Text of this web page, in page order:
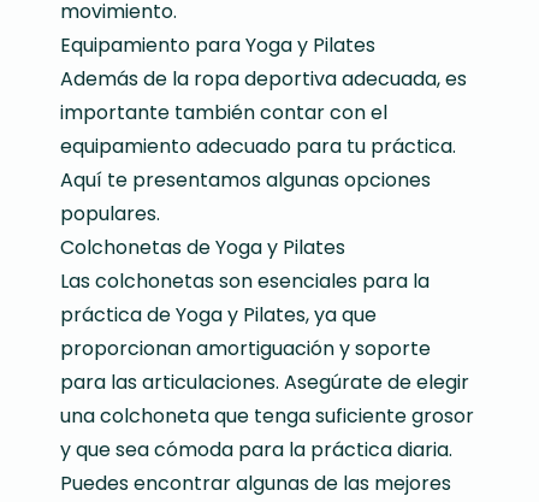
movimiento.
Equipamiento para Yoga y Pilates
Además de la ropa deportiva adecuada, es
importante también contar con el
equipamiento adecuado para tu práctica.
Aquí te presentamos algunas opciones
populares.
Colchonetas de Yoga y Pilates
Las colchonetas son esenciales para la
práctica de Yoga y Pilates, ya que
proporcionan amortiguación y soporte
para las articulaciones. Asegúrate de elegir
una colchoneta que tenga suficiente grosor
y que sea cómoda para la práctica diaria.
Puedes encontrar algunas de las mejores